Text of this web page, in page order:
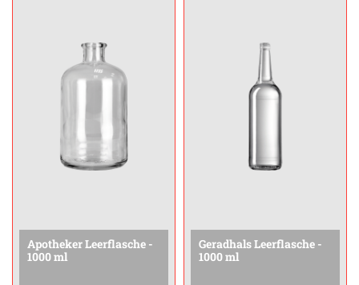
Apotheker Leerflasche -
1000 ml
Geradhals Leerflasche -
1000 ml